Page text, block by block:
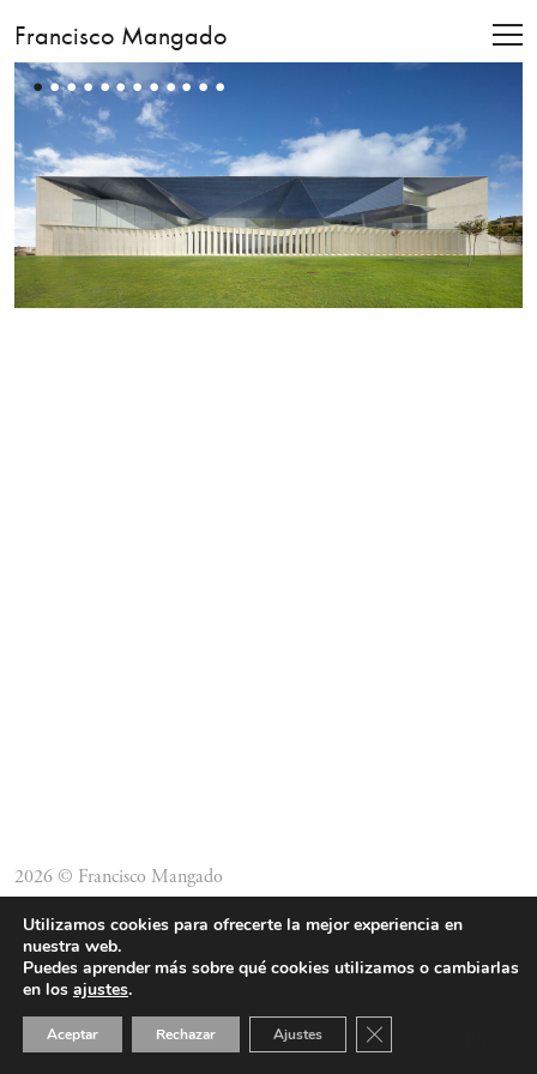
Francisco Mangado
••••••••••••
2026 © Francisco Mangado
Utilizamos cookies para ofrecerte la mejor experiencia en
nuestra web.
Puedes aprender más sobre qué cookies utilizamos o cambiarlas
en los ajustes.
Aceptar Rechazar Ajustes Cerrar el banner de